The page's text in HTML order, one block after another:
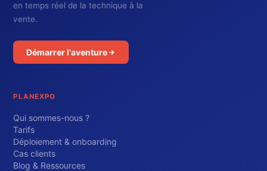
en temps réel de la technique à la
vente.
Démarrer l'aventure
PLANEXPO
Qui sommes-nous ?
Tarifs
Déploiement & onboarding
Cas clients
Blog & Ressources